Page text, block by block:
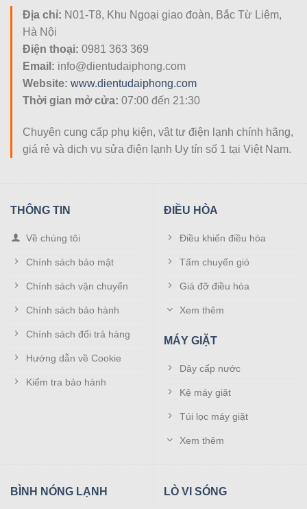
Địa chỉ: N01-T8, Khu Ngoại giao đoàn, Bắc Từ Liêm,
Hà Nội
Điện thoại: 0981 363 369
Email: info@dientudaiphong.com
Website: www.dientudaiphong.com
Thời gian mở cửa: 07:00 đến 21:30
Chuyên cung cấp phụ kiện, vật tư điện lạnh chính hãng,
giá rẻ và dịch vụ sửa điện lạnh Uy tín số 1 tại Việt Nam.
THÔNG TIN
Về chúng tôi
Chính sách bảo mật
Chính sách vận chuyển
Chính sách bảo hành
Chính sách đổi trả hàng
Hướng dẫn về Cookie
Kiểm tra bảo hành
ĐIỀU HÒA
Điều khiển điều hòa
Tấm chuyển gió
Giá đỡ điều hòa
Xem thêm
MÁY GIẶT
Dây cấp nước
Kệ máy giặt
Túi lọc máy giặt
Xem thêm
BÌNH NÓNG LẠNH LÒ VI SÓNG